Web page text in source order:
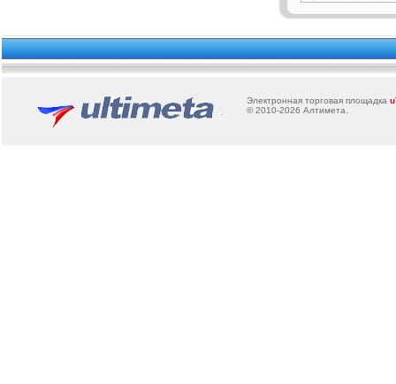
Электронная торговая площадка u
© 2010-2026 Алтимета